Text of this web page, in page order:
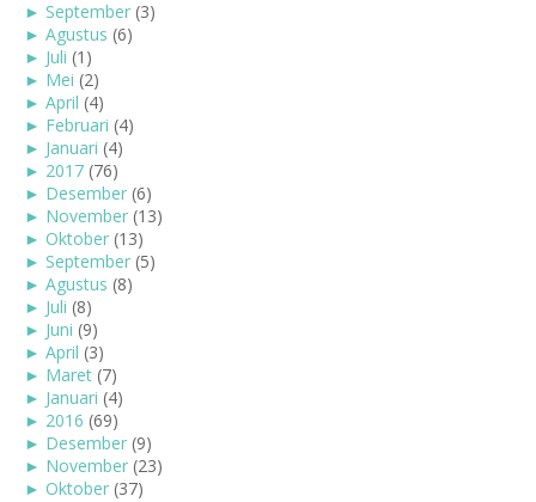
► September (3)
► Agustus (6)
► Juli (1)
► Mei (2)
► April (4)
► Februari (4)
► Januari (4)
► 2017 (76)
► Desember (6)
► November (13)
► Oktober (13)
► September (5)
► Agustus (8)
► Juli (8)
► Juni (9)
► April (3)
► Maret (7)
► Januari (4)
► 2016 (69)
► Desember (9)
► November (23)
► Oktober (37)